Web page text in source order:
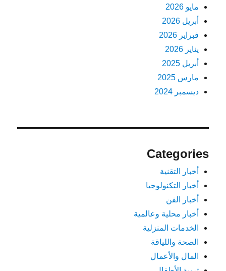
مايو 2026
أبريل 2026
فبراير 2026
يناير 2026
أبريل 2025
مارس 2025
ديسمبر 2024
Categories
أخبار التقنية
أخبار التكنولوجيا
أخبار الفن
أخبار محلية وعالمية
الخدمات المنزلية
الصحة واللياقة
المال والأعمال